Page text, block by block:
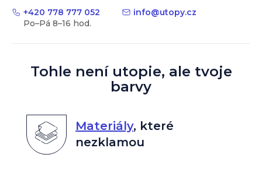
+420 778 777 052 info@utopy.cz
Tohle není utopie, ale tvoje
barvy
Materiály, které
nezklamou